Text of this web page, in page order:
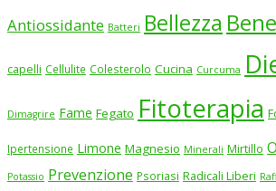
Antiossidante Batteri Bellezza
capelli Cellulite Colesterolo Cucina Curcuma
Dimagrire Fame Fegato Fitoterapia
Ipertensione Limone Magnesio Minerali Mirtillo
Potassio Prevenzione Psoriasi Radicali Liberi